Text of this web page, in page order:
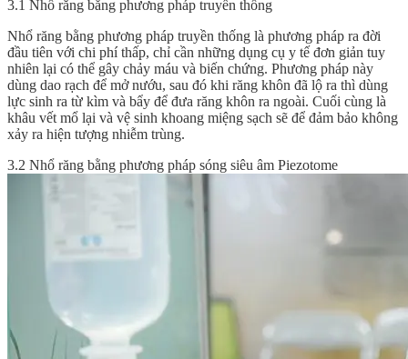
3.1 Nhổ răng bằng phương pháp truyền thống
Nhổ răng bằng phương pháp truyền thống là phương pháp ra đời
đầu tiên với chi phí thấp, chỉ cần những dụng cụ y tế đơn giản tuy
nhiên lại có thể gây chảy máu và biến chứng. Phương pháp này
dùng dao rạch để mở nướu, sau đó khi răng khôn đã lộ ra thì dùng
lực sinh ra từ kìm và bẩy để đưa răng khôn ra ngoài. Cuối cùng là
khâu vết mổ lại và vệ sinh khoang miệng sạch sẽ để đảm bảo không
xảy ra hiện tượng nhiễm trùng.
3.2 Nhổ răng bằng phương pháp sóng siêu âm Piezotome